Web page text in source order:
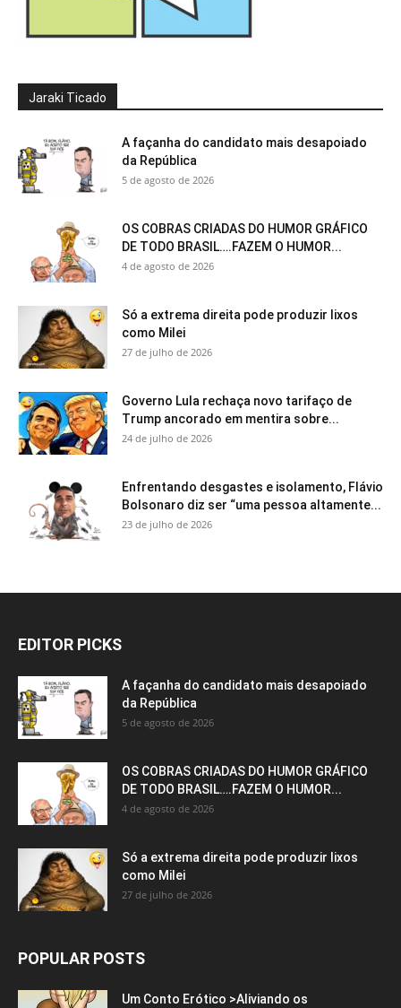
Jaraki Ticado
A façanha do candidato mais desapoiado
da República
5 de agosto de 2026
OS COBRAS CRIADAS DO HUMOR GRÁFICO
DE TODO BRASIL….FAZEM O HUMOR...
4 de agosto de 2026
Só a extrema direita pode produzir lixos
como Milei
27 de julho de 2026
Governo Lula rechaça novo tarifaço de
Trump ancorado em mentira sobre...
24 de julho de 2026
Enfrentando desgastes e isolamento, Flávio
Bolsonaro diz ser “uma pessoa altamente...
23 de julho de 2026
EDITOR PICKS
A façanha do candidato mais desapoiado
da República
5 de agosto de 2026
OS COBRAS CRIADAS DO HUMOR GRÁFICO
DE TODO BRASIL….FAZEM O HUMOR...
4 de agosto de 2026
Só a extrema direita pode produzir lixos
como Milei
27 de julho de 2026
POPULAR POSTS
Um Conto Erótico >Aliviando os